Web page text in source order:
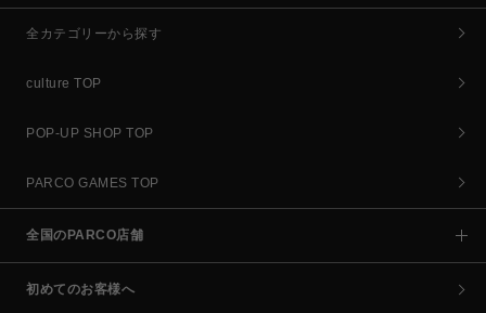
全カテゴリーから探す
culture TOP
POP-UP SHOP TOP
PARCO GAMES TOP
全国のPARCO店舗
初めてのお客様へ